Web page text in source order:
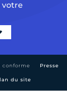
votre
Presse
du site